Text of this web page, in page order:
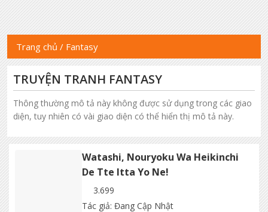
Trang chủ / Fantasy
TRUYỆN TRANH FANTASY
Thông thường mô tả này không được sử dụng trong các giao
diện, tuy nhiên có vài giao diện có thể hiển thị mô tả này.
Watashi, Nouryoku Wa Heikinchi
De Tte Itta Yo Ne!
3.699
Tác giả: Đang Cập Nhật